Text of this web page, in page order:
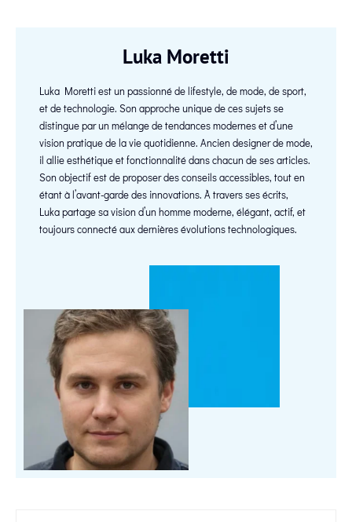
Luka Moretti
Luka Moretti est un passionné de lifestyle, de mode, de sport,
et de technologie. Son approche unique de ces sujets se
distingue par un mélange de tendances modernes et d’une
vision pratique de la vie quotidienne. Ancien designer de mode,
il allie esthétique et fonctionnalité dans chacun de ses articles.
Son objectif est de proposer des conseils accessibles, tout en
étant à l’avant-garde des innovations. À travers ses écrits,
Luka partage sa vision d’un homme moderne, élégant, actif, et
toujours connecté aux dernières évolutions technologiques.